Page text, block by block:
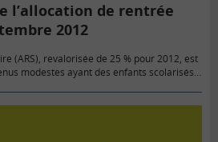
l’allocation de rentrée
2012
(ARS), revalorisée de 25 % pour 2012, est
modestes ayant des enfants scolarisés